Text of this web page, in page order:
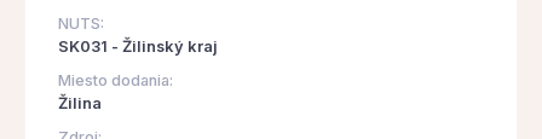
NUTS:
SK031 - Žilinský kraj
Miesto dodania:
Žilina